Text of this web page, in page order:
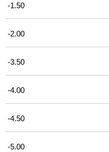
-1.50
-2.00
-3.50
-4.00
-4.50
-5.00